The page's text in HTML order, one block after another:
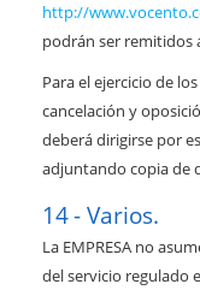
http://
podrán ser remitidos
Para el ejercicio de
cancelación y
deberá dirigirse por
adjuntando copia de
Varios.
La EMPRESA no
del servicio regulado